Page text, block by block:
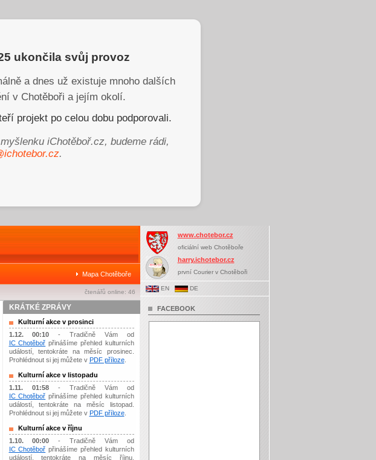
ukončila svůj provoz
a dnes už existuje mnoho dalších
v Chotěboři a jejím okolí.
projekt po celou dobu podporovali.
iChotěboř.cz, budeme rádi,
.
Mapa Chotěboře
čtenářů online: 46
KRÁTKÉ ZPRÁVY
Kulturní akce v prosinci
1.12. 00:10 - Tradičně Vám od
IC Chotěboř přinášíme přehled kulturních
událostí, tentokráte na měsíc prosinec.
Prohlédnout si jej můžete v PDF příloze.
Kulturní akce v listopadu
1.11. 01:58- Tradičně Vám od
IC Chotěboř přinášíme přehled kulturních
událostí, tentokráte na měsíc listopad.
Prohlédnout si jej můžete v PDF příloze.
Kulturní akce v říjnu
1.10. 00:00 - Tradičně Vám od
IC Chotěboř přinášíme přehled kulturních
událostí, tentokráte na měsíc říjnu.
www.chotebor.cz
oficiální web Chotěboře
harry.ichotebor.cz
první Courier v Chotěboři
EN DE
FACEBOOK